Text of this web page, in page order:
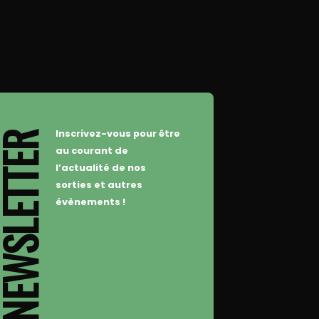
Inscrivez-vous pour être
au courant de
l’actualité de nos
sorties et autres
évènements !